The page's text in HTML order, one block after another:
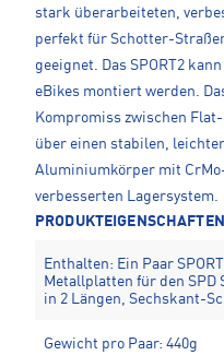
stark überarbeiteten,
perfekt für Schotter-
geeignet. Das SPORT2
eBikes montiert werden.
Kompromiss zwischen
über einen stabilen,
Aluminiumkörper mit
verbesserten Lagersystem.
PRODUKTEIGENSCHAFTEN
Enthalten: Ein Paar
Metallplatten für den SPD
in 2 Längen, Sechskant-
Gewicht pro Paar: 440g